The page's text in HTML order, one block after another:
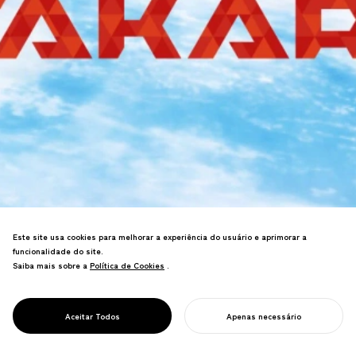
FUTURE KID
TAKARA
TAKARA, uma animação sobre
mudanças climáticas.
Este site usa cookies para melhorar a experiência do usuário e aprimorar a
funcionalidade do site.
Saiba mais sobre a Política de Cookies
Política de Cookies .
Aceitar Todos Apenas necessário